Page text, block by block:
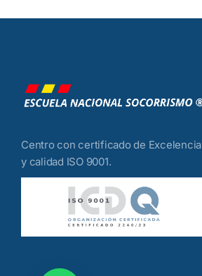
Centro con certificado de Excelencia
y calidad ISO 9001.